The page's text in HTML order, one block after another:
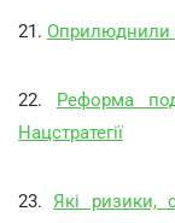
21. Оприлюднили
22. Реформа
Нацстратегії
23. Які ризики,